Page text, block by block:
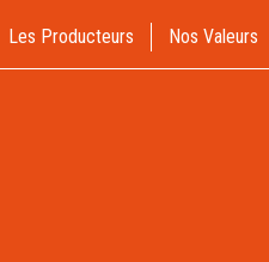
Les Producteurs Nos Valeurs